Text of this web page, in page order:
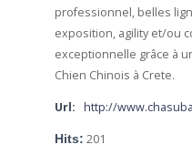
professionnel, belles
exposition, agility et/ou
exceptionnelle grâce à
Chien Chinois à Crete.
Url: http://
Hits: 201